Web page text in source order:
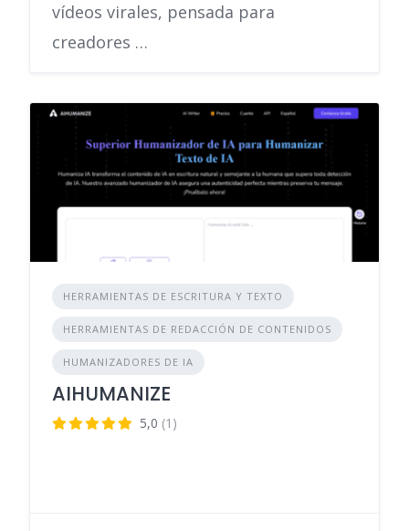
vídeos virales, pensada para
creadores …
HERRAMIENTAS DE ESCRITURA Y TEXTO
HERRAMIENTAS DE REDACCIÓN DE CONTENIDOS
HUMANIZADORES DE IA
AIHUMANIZE
5,0 (1)